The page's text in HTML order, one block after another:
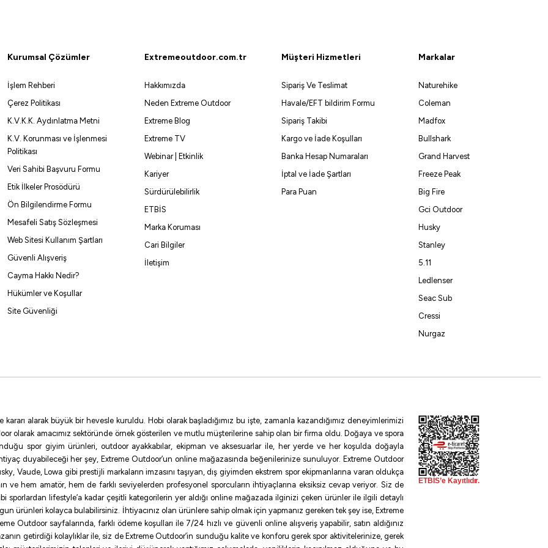
Yeni
Naturehike
Naturehike Ultra Light Demir Döküm Tava 10 Inch
2.801,55₺ 2.949,00
Orcamp 3'lü Tencere Seti [Kampçı Mutfak Seti]
1.890,00
Kurumsal Çözümler
İşlem Rehberi
Çerez Politikası
K.V.K.K. Aydınlatma Metni
K.V. Korunması ve İşlenmesi
Politikası
Veri Sahibi Başvuru Formu
Etik İlkeler Prosödürü
Ön Bilgilendirme Formu
Mesafeli Satış Sözleşmesi
Web Sitesi Kullanım Şartları
Güvenli Alışveriş
Cayma Hakkı Nedir?
Hükümler ve Koşullar
Site Güvenliği
Extremeoutdoor.com.tr
Hakkımızda
Neden Extreme Outdoor
Extreme Blog
Extreme TV
Webinar | Etkinlik
Kariyer
Sürdürülebilirlik
ETBİS
Marka Koruması
Cari Bilgiler
İletişim
Müşteri Hizmetleri
Sipariş Ve Teslimat
Havale/EFT bildirim Formu
Sipariş Takibi
Kargo ve İade Koşulları
Banka Hesap Numaraları
İptal ve İade Şartları
Para Puan
Markalar
Naturehike
Coleman
Madfox
Bullshark
Grand Harvest
Freeze Peak
Big Fire
Gci Outdoor
Husky
Stanley
5.11
Ledlenser
Seac Sub
Cressi
Nurgaz
alarak büyük bir hevesle kuruldu. Hobi olarak başladığımız bu işte, zamanla kazandığımız deneyimlerimizi
olarak amacımız sektöründe örnek gösterilen ve mutlu müşterilerine sahip olan bir firma oldu. Doğaya ve spora
spor giyim ürünleri, outdoor ayakkabılar, ekipman ve aksesuarlar ile, her yerde ve her koşulda doğayla
duyabileceği her şey, Extreme Outdoor’un online mağazasında beğenilerinize sunuluyor. Extreme Outdoor
Vaude, Lowa gibi prestijli markaların imzasını taşıyan, dış giyimden ekstrem spor ekipmanlarına varan oldukça
ve hem amatör, hem de farklı seviyelerden profesyonel sporcuların ihtiyaçlarına eksiksiz cevap veriyor. Siz de
sporlardan lifestyle’a kadar çeşitli kategorilerin yer aldığı online mağazada ilginizi çeken ürünler ile ilgili detaylı
ürünleri kolayca bulabilirsiniz. İhtiyacınız olan ürünlere sahip olmak için yapmanız gereken tek şey ise, Extreme
Outdoor sayfalarında, farklı ödeme koşulları ile 7/24 hızlı ve güvenli online alışveriş yapabilir, satın aldığınız
getirdiği kolaylıklar ile, siz de Extreme Outdoor’in sunduğu kalite ve konforu gerek spor aktivitelerinize, gerek